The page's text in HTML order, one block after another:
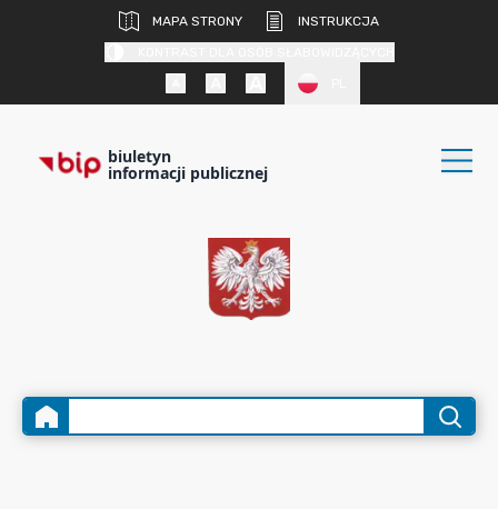
MAPA STRONY
INSTRUKCJA
biuletyn
informacji publicznej